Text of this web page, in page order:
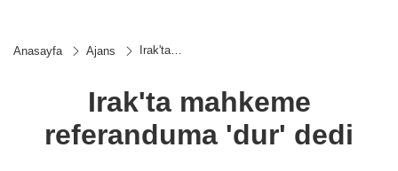
Anasayfa Ajans
Irak'ta
'dur' dedi
Irak'ta mahkeme
referanduma 'dur' dedi